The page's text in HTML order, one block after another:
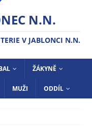
N.N.
V JABLONCI N.N.
ŽÁKYNĚ
MUŽI ODDÍL